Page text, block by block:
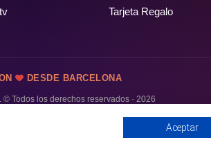
Tarjeta Regalo
DESDE BARCELONA
© Todos los derechos reservados · 2026
Aceptar